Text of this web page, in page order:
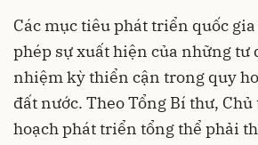
Các mục tiêu phát triển quốc
phép sự xuất hiện của những tư
nhiệm kỳ thiển cận trong quy
đất nước. Theo Tổng Bí thư,
hoạch phát triển tổng thể phải